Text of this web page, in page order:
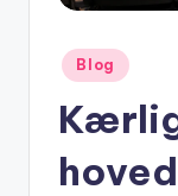
Posted
in
Blog